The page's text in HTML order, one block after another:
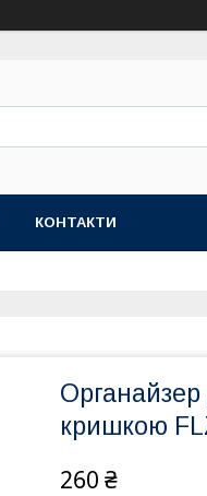
КОНТАКТИ
Органайзер
кришкою
260 ₴